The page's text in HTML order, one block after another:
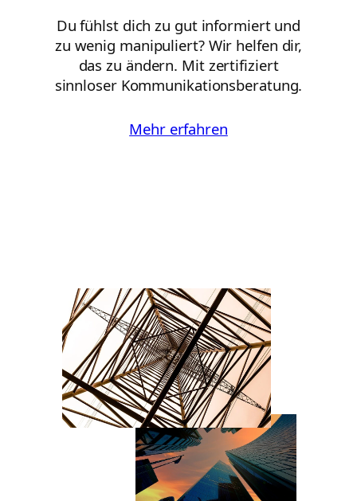
Du fühlst dich zu gut informiert und
zu wenig manipuliert? Wir helfen dir,
das zu ändern. Mit zertifiziert
sinnloser Kommunikationsberatung.
Mehr erfahren